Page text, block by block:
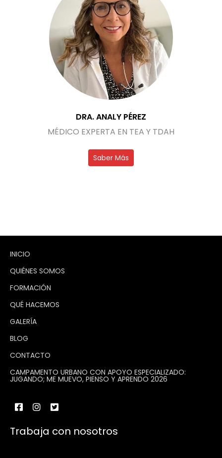
DRA. ANALY PÉREZ
MÉDICO EXPERTA EN TEA Y TDAH
Saber Más
INICIO
QUIÉNES SOMOS
FORMACIÓN
QUÉ HACEMOS
GALERÍA
BLOG
CONTACTO
CAMPAMENTO URBANO CON APOYO ESPECIALIZADO:
JUGANDO; ME MUEVO, PIENSO Y APRENDO 2026
Trabaja con nosotros